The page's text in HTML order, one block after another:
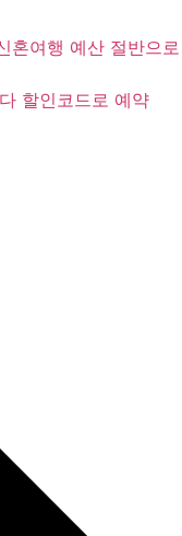
혼여행 예산 절반으로
할인코드로 예약